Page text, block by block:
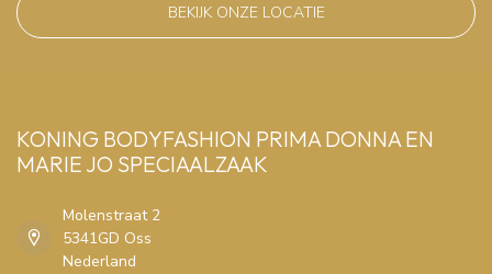
BEKIJK ONZE LOCATIE
KONING BODYFASHION PRIMA DONNA EN
MARIE JO SPECIAALZAAK
Molenstraat 2
5341GD Oss
Nederland